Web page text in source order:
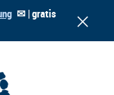
✉ | gratis